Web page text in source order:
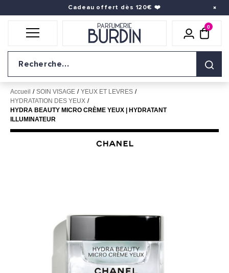
Accueil SOIN VISAGE
YEUX ET LEVRES
HYDRATATION DES YEUX
HYDRA BEAUTY MICRO CRÈME YEUX | HYDRATANT
ILLUMINATEUR
Cadeau offert dès 120€ ❤️
Icône
0